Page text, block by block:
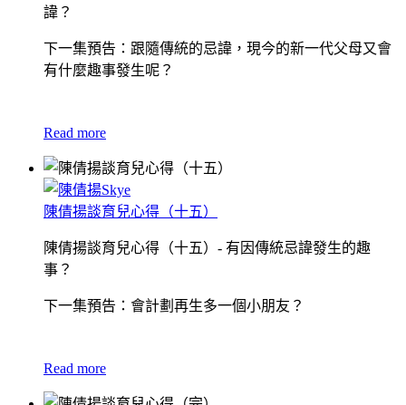
諱？
下一集預告：跟隨傳統的忌諱，現今的新一代父母又會
有什麼趣事發生呢？
Read more
陳倩揚談育兒心得（十五）
陳倩揚談育兒心得（十五）- 有因傳統忌諱發生的趣
事？
下一集預告：會計劃再生多一個小朋友？
Read more